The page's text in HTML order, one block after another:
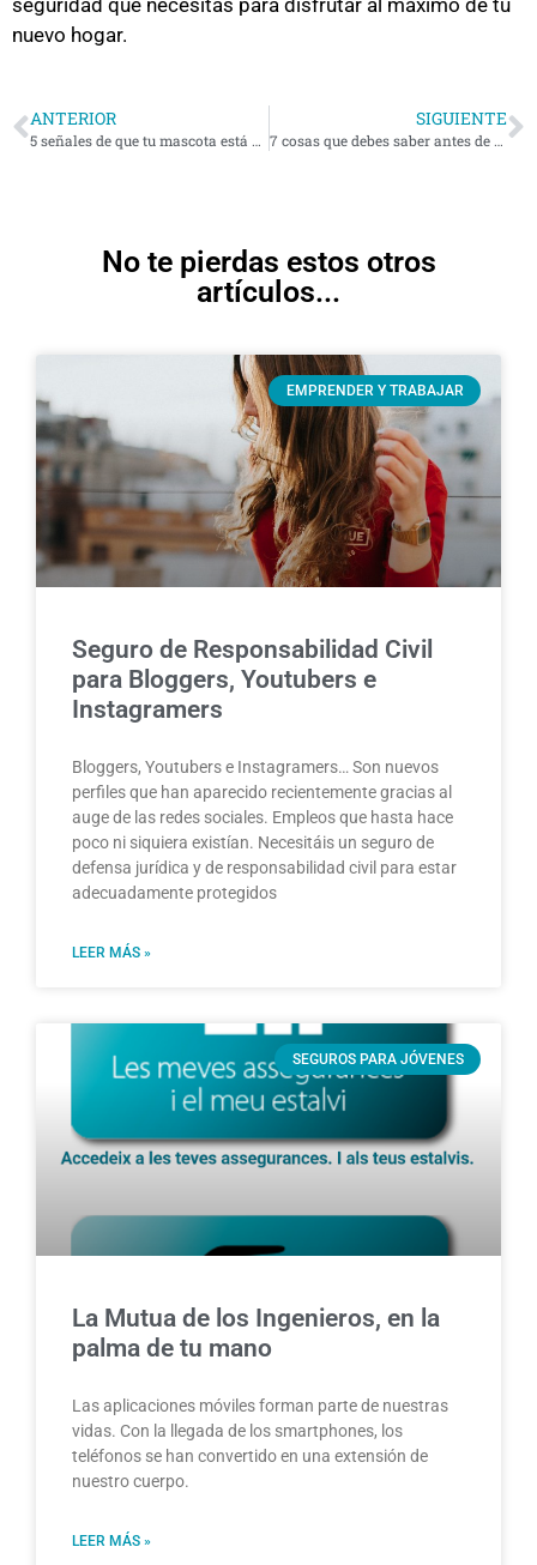
seguridad que necesitas para disfrutar al máximo de tu
nuevo hogar.
ANTERIOR
5 señales de que tu mascota está estresada
SIGUIENTE
7 cosas que debes saber antes de esquiar por primera vez
No te pierdas estos otros
artículos...
EMPRENDER Y TRABAJAR
Seguro de Responsabilidad Civil
para Bloggers, Youtubers e
Instagramers
Bloggers, Youtubers e Instagramers… Son nuevos
perfiles que han aparecido recientemente gracias al
auge de las redes sociales. Empleos que hasta hace
poco ni siquiera existían. Necesitáis un seguro de
defensa jurídica y de responsabilidad civil para estar
adecuadamente protegidos
LEER MÁS »
SEGUROS PARA JÓVENES
La Mutua de los Ingenieros, en la
palma de tu mano
Las aplicaciones móviles forman parte de nuestras
vidas. Con la llegada de los smartphones, los
teléfonos se han convertido en una extensión de
nuestro cuerpo.
LEER MÁS »